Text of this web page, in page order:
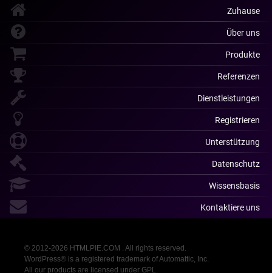
Zuhause
Über uns
Produkte
Referenzen
Dienstleistungen
Registrieren
Unterstützung
Datenschutz
Wissensbasis
Kontaktiere uns
© 2012-2026 HTMLPIE.COM . All rights reserved.
WordPress® is a registered trademark of Automattic, Inc.
All our products are licensed under GPL.